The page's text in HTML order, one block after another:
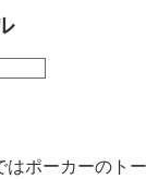
ポーカーのト